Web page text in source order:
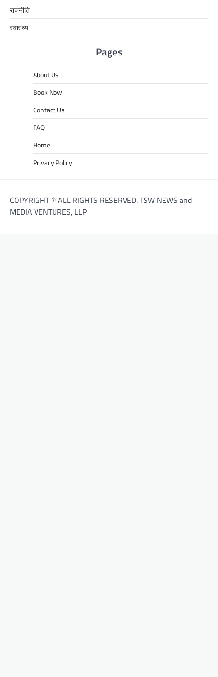
राजनीति
स्वास्थ्य
Pages
About Us
Book Now
Contact Us
FAQ
Home
Privacy Policy
COPYRIGHT © ALL RIGHTS RESERVED. TSW NEWS and
MEDIA VENTURES, LLP